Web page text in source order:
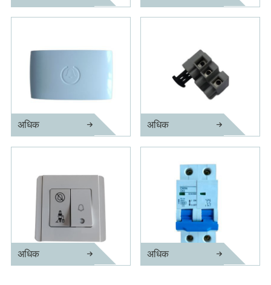
पीतल धारक सवार
थ्रेड इंजेक्शन मोल्ड के साथ धारक
अधिक
यांत्रिक जोर से ध्वनि वायर्ड दरवाजे...
अधिक
पीतल इलेक्ट्रिक पावर कॉर्ड पिन
अधिक
अधिक